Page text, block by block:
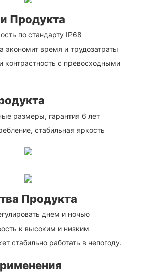
Продукта
по стандарту IP68
экономит время и трудозатраты
контрастность с превосходными
размеры, гарантия 6 лет
стабильная яркость
Продукта
днем ​​и ночью
к высоким и низким
стабильно работать в непогоду.